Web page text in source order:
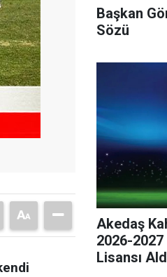
Başkan
Sözü
Akedaş
2026-
Lisansı